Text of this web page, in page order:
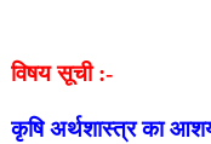
विषय सूची :-
कृषि अर्थशास्त्र का आशय